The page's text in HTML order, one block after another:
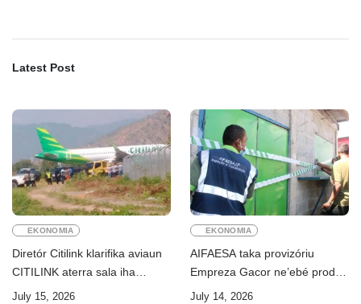
Latest Post
EKONOMIA
Diretór Citilink klarifika aviaun
CITILINK aterra sala iha
Aeroportu Komoro ne’e
July 15, 2026
EKONOMIA
AIFAESA taka provizóriu
Empreza Gacor ne’ebé prodús
“pentolan”
July 14, 2026